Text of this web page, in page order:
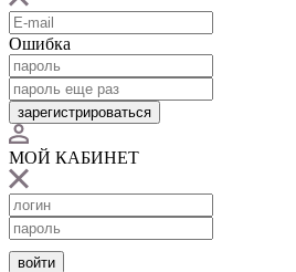
Ошибка
зарегистрироваться
МОЙ КАБИНЕТ
войти